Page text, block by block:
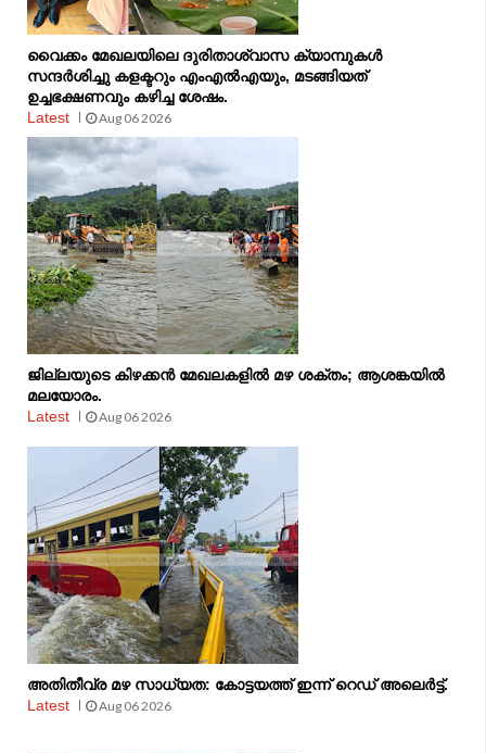
വൈക്കം മേഖലയിലെ ദുരിതാശ്വാസ ക്യാമ്പുകള്‍
സന്ദര്‍ശിച്ചു കളക്ടറും എംഎല്‍എയും, മടങ്ങിയത്
ഉച്ചഭക്ഷണവും കഴിച്ച ശേഷം.
Latest
Aug 06 2026
ജില്ലയുടെ കിഴക്കൻ മേഖലകളിൽ മഴ ശക്തം; ആശങ്കയിൽ
മലയോരം.
Latest
Aug 06 2026
അതിതീവ്ര മഴ സാധ്യത: കോട്ടയത്ത് ഇന്ന് റെഡ് അലെർട്ട്.
Latest
Aug 06 2026